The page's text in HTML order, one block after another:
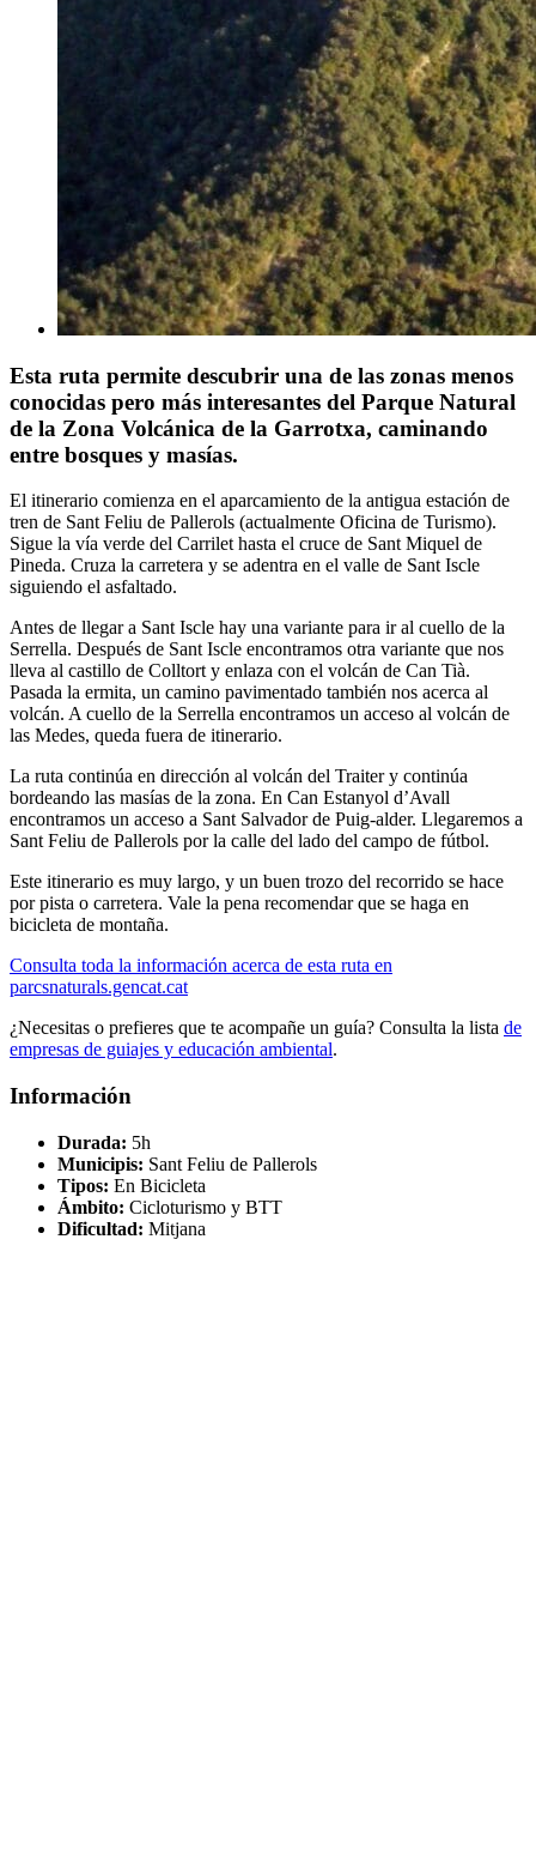
Esta ruta permite descubrir una de las zonas menos
conocidas pero más interesantes del Parque Natural
de la Zona Volcánica de la Garrotxa, caminando
entre bosques y masías.
El itinerario comienza en el aparcamiento de la antigua estación de
tren de Sant Feliu de Pallerols (actualmente Oficina de Turismo).
Sigue la vía verde del Carrilet hasta el cruce de Sant Miquel de
Pineda. Cruza la carretera y se adentra en el valle de Sant Iscle
siguiendo el asfaltado.
Antes de llegar a Sant Iscle hay una variante para ir al cuello de la
Serrella. Después de Sant Iscle encontramos otra variante que nos
lleva al castillo de Colltort y enlaza con el volcán de Can Tià.
Pasada la ermita, un camino pavimentado también nos acerca al
volcán. A cuello de la Serrella encontramos un acceso al volcán de
las Medes, queda fuera de itinerario.
La ruta continúa en dirección al volcán del Traiter y continúa
bordeando las masías de la zona. En Can Estanyol d’Avall
encontramos un acceso a Sant Salvador de Puig-alder. Llegaremos a
Sant Feliu de Pallerols por la calle del lado del campo de fútbol.
Este itinerario es muy largo, y un buen trozo del recorrido se hace
por pista o carretera. Vale la pena recomendar que se haga en
bicicleta de montaña.
Consulta toda la información acerca de esta ruta en
parcsnaturals.gencat.cat
¿Necesitas o prefieres que te acompañe un guía? Consulta la lista de
empresas de guiajes y educación ambiental.
Información
Durada: 5h
Municipis: Sant Feliu de Pallerols
Tipos: En Bicicleta
Ámbito: Cicloturismo y BTT
Dificultad: Mitjana